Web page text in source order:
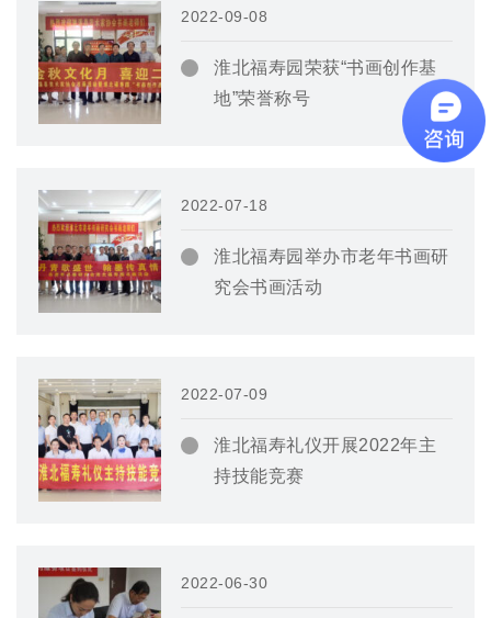
2022-09-08
淮北福寿园荣获“书画创作基
地”荣誉称号
2022-07-18
淮北福寿园举办市老年书画研
究会书画活动
2022-07-09
淮北福寿礼仪开展2022年主
持技能竞赛
2022-06-30